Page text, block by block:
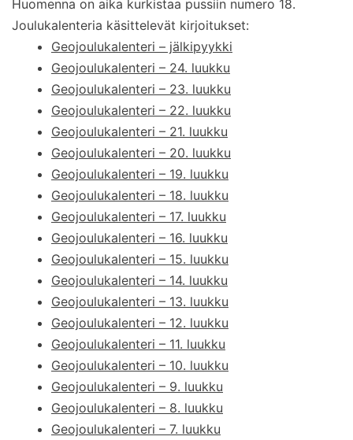
Huomenna on aika kurkistaa pussiin numero 18.
Joulukalenteria käsittelevät kirjoitukset:
Geojoulukalenteri – jälkipyykki
Geojoulukalenteri – 24. luukku
Geojoulukalenteri – 23. luukku
Geojoulukalenteri – 22. luukku
Geojoulukalenteri – 21. luukku
Geojoulukalenteri – 20. luukku
Geojoulukalenteri – 19. luukku
Geojoulukalenteri – 18. luukku
Geojoulukalenteri – 17. luukku
Geojoulukalenteri – 16. luukku
Geojoulukalenteri – 15. luukku
Geojoulukalenteri – 14. luukku
Geojoulukalenteri – 13. luukku
Geojoulukalenteri – 12. luukku
Geojoulukalenteri – 11. luukku
Geojoulukalenteri – 10. luukku
Geojoulukalenteri – 9. luukku
Geojoulukalenteri – 8. luukku
Geojoulukalenteri – 7. luukku